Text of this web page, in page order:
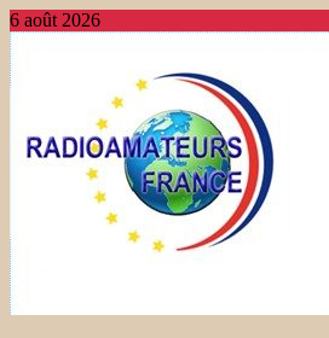
6 août 2026